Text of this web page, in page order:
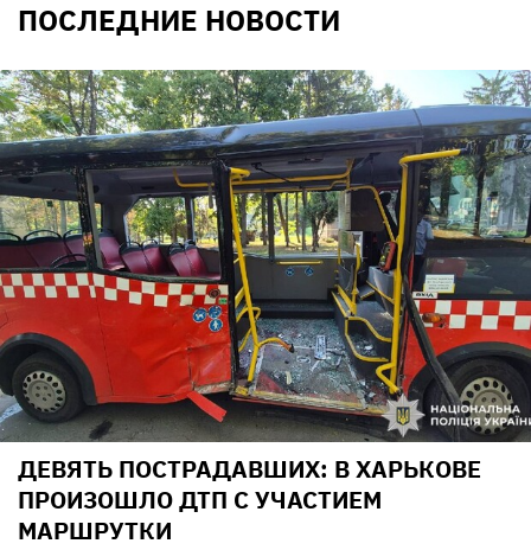
ПОСЛЕДНИЕ НОВОСТИ
ДЕВЯТЬ ПОСТРАДАВШИХ: В ХАРЬКОВЕ
ПРОИЗОШЛО ДТП С УЧАСТИЕМ
МАРШРУТКИ